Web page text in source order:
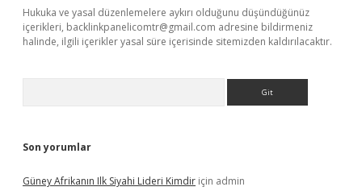
Hukuka ve yasal düzenlemelere aykırı olduğunu düşündüğünüz
içerikleri, backlinkpanelicomtr@gmail.com adresine bildirmeniz
halinde, ilgili içerikler yasal süre içerisinde sitemizden kaldırılacaktır.
Son yorumlar
Güney Afrikanın Ilk Siyahi Lideri Kimdir için admin